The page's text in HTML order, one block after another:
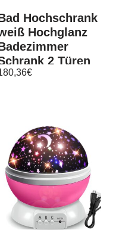
Hochschrank
Hochglanz
2 Türen
€